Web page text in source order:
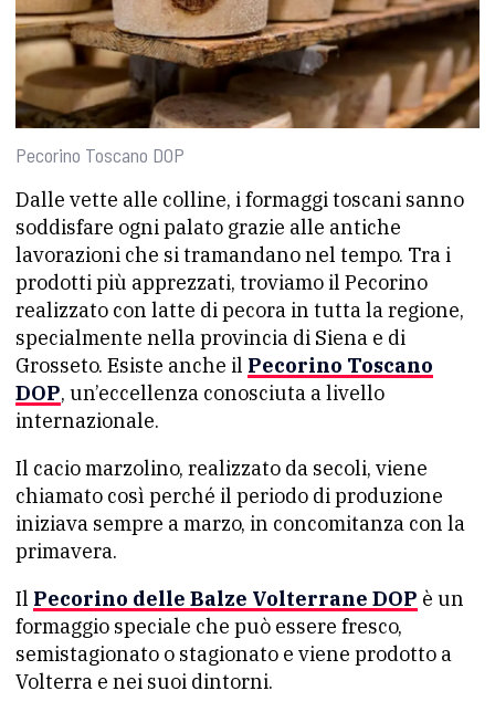
Pecorino Toscano DOP
Dalle vette alle colline, i formaggi toscani sanno
soddisfare ogni palato grazie alle antiche
lavorazioni che si tramandano nel tempo. Tra i
prodotti più apprezzati, troviamo il Pecorino
realizzato con latte di pecora in tutta la regione,
specialmente nella provincia di Siena e di
Grosseto. Esiste anche il Pecorino Toscano
DOP, un’eccellenza conosciuta a livello
internazionale.
Il cacio marzolino, realizzato da secoli, viene
chiamato così perché il periodo di produzione
iniziava sempre a marzo, in concomitanza con la
primavera.
Il Pecorino delle Balze Volterrane DOP è un
formaggio speciale che può essere fresco,
semistagionato o stagionato e viene prodotto a
Volterra e nei suoi dintorni.